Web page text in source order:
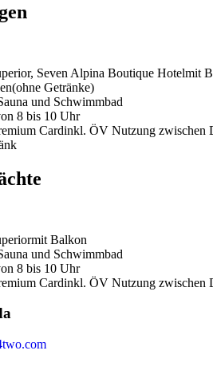
Seven Alpina Boutique Hotelmit
(ohne Getränke)
und Schwimmbad
8 bis 10 Uhr
Cardinkl. ÖV Nutzung zwischen
mit Balkon
und Schwimmbad
8 bis 10 Uhr
Cardinkl. ÖV Nutzung zwischen